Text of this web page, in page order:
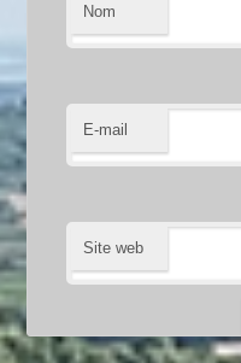
Nom
E-mail
Site web